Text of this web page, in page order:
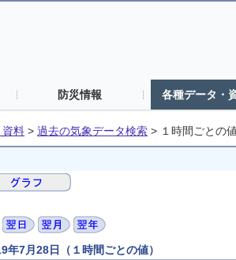
防災情報 各種データ・
資料 > 過去の気象データ検索 > １時間ごとの
7月28日（１時間ごとの値）